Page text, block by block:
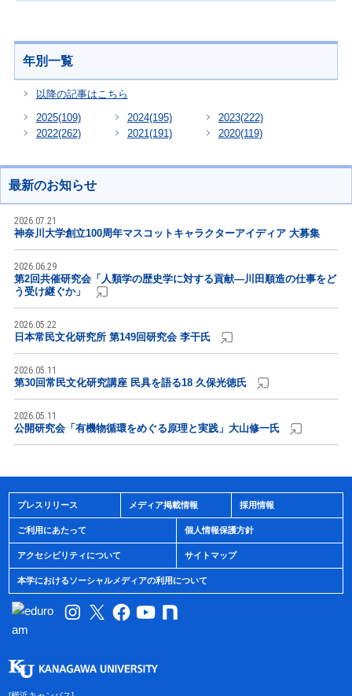
年別一覧
以降の記事はこちら
2025(109) 2024(195) 2023(222)
2022(262) 2021(191) 2020(119)
最新のお知らせ
2026.07.21
神奈川大学創立100周年マスコットキャラクターアイディア 大募集
2026.06.29
第2回共催研究会「人類学の歴史学に対する貢献―川田順造の仕事をど
う受け継ぐか」
2026.05.22
日本常民文化研究所 第149回研究会 李干氏
2026.05.11
第30回常民文化研究講座 民具を語る18 久保光徳氏
2026.05.11
公開研究会「有機物循環をめぐる原理と実践」大山修一氏
プレスリリース メディア掲載情報 採用情報
ご利用にあたって 個人情報保護方針
アクセシビリティについて サイトマップ
本学におけるソーシャルメディアの利用について